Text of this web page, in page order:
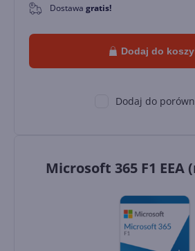
0 Dostawa gratis!
Dodaj do
Dodaj do
Microsoft 365 F1 EEA